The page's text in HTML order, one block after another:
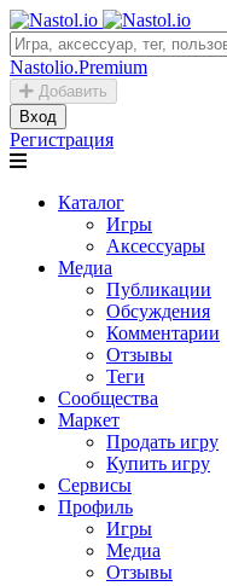
Nastolio.Premium
Добавить
Вход
Регистрация
Каталог
Игры
Аксессуары
Медиа
Публикации
Обсуждения
Комментарии
Отзывы
Теги
Сообщества
Маркет
Продать игру
Купить игру
Сервисы
Профиль
Игры
Медиа
Отзывы